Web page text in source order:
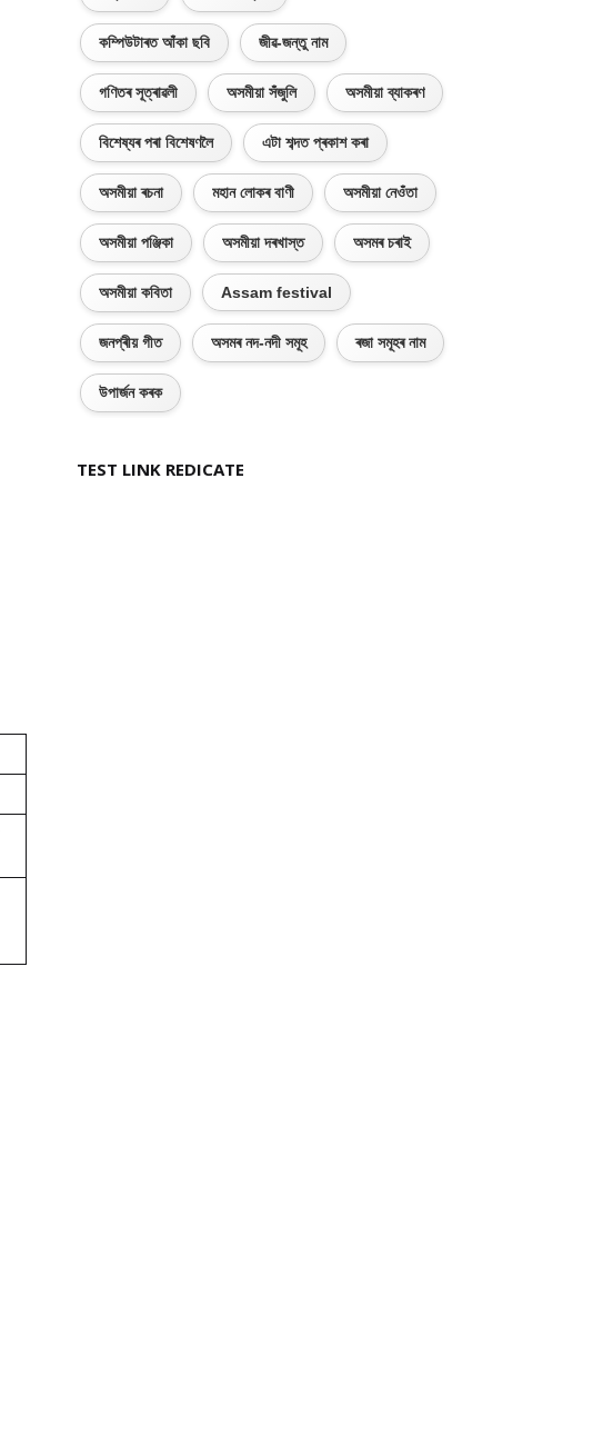
কম্পিউটাৰত আঁকা ছবি জীৱ-জন্তু নাম
গণিতৰ সূত্ৰাৱলী অসমীয়া সঁজুলি অসমীয়া ব্যাকৰণ
বিশেষ্যৰ পৰা বিশেষণলৈ এটা শব্দত প্ৰকাশ কৰা
অসমীয়া ৰচনা মহান লোকৰ বাণী অসমীয়া নেওঁতা
অসমীয়া পঞ্জিকা অসমীয়া দৰখাস্ত অসমৰ চৰাই
অসমীয়া কবিতা Assam festival
জনপ্ৰীয় গীত অসমৰ নদ-নদী সমূহ ৰজা সমূহৰ নাম
উপাৰ্জন কৰক
TEST LINK REDICATE